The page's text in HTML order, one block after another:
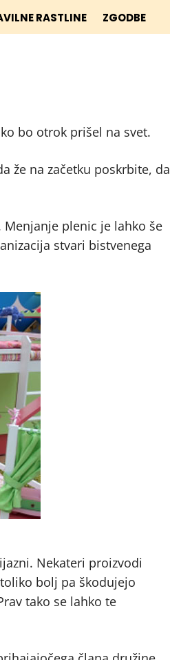
RASTLINE ZGODBE
bo otrok prišel na svet.
že na začetku poskrbite, da
plenic je lahko še
stvari bistvenega
Nekateri proizvodi
bolj pa škodujejo
tako se lahko te